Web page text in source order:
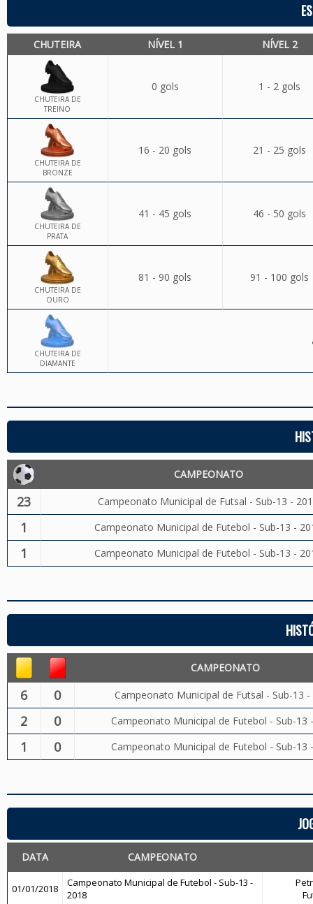
CHUTEIRA NÍVEL 1 NÍVEL 2
CHUTEIRA DE
TREINO
0 gols 1 - 2 gols
CHUTEIRA DE
BRONZE
16 - 20 gols 21 - 25 gols
CHUTEIRA DE
PRATA
41 - 45 gols 46 - 50 gols
CHUTEIRA DE
OURO
81 - 90 gols 91 - 100 gols
CHUTEIRA DE
DIAMANTE
CAMPEONATO
23 Campeonato Municipal de Futsal - Sub-13 -
1 Campeonato Municipal de Futebol - Sub-13 -
1 Campeonato Municipal de Futebol - Sub-13 -
CAMPEONATO
6 0 Campeonato Municipal de Futsal - Sub-13 -
2 0 Campeonato Municipal de Futebol - Sub-13
1 0 Campeonato Municipal de Futebol - Sub-13
DATA CAMPEONATO
01/01/2018
Campeonato Municipal de Futebol - Sub-13 -
2018